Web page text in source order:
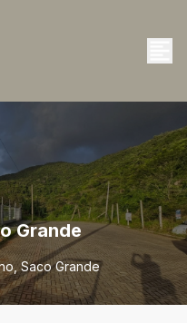
Grande
Saco Grande